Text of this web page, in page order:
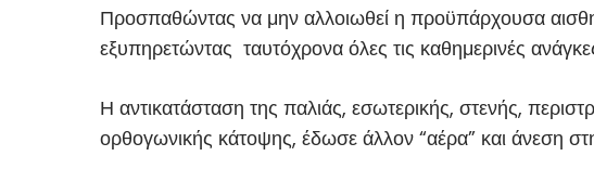
Προσπαθώντας να μην αλλοιωθεί η προϋπάρχουσα
εξυπηρετώντας ταυτόχρονα όλες τις καθημερινές
Η αντικατάσταση της παλιάς, εσωτερικής, στενής,
ορθογωνικής κάτοψης, έδωσε άλλον “αέρα” και άνεση